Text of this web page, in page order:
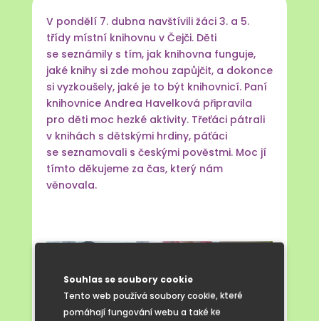
Souhlas se soubory cookie
Tento web používá soubory cookie, které
pomáhají fungování webu a také ke
V pondělí 7. dubna navštívili žáci 3. a 5.
třídy místní knihovnu v Čejči. Děti
se seznámily s tím, jak knihovna funguje,
jaké knihy si zde mohou zapůjčit, a dokonce
si vyzkoušely, jaké je to být knihovnicí. Paní
knihovnice Andrea Havelková připravila
pro děti moc hezké aktivity. Třeťáci pátrali
v knihách s dětskými hrdiny, páťáci
se seznamovali s českými pověstmi. Moc jí
tímto děkujeme za čas, který nám
věnovala.